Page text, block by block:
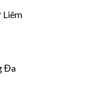
Liêm
Đa